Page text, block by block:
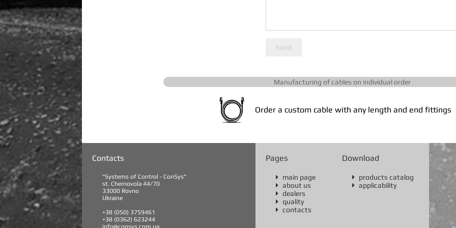
Send
Manufacturing of cables on individual order
Order a custom cable with any length and end fittings
Contacts
"Systems of Control - ConSys"
st. Chernovola 44/70
33000 Rovno
Ukraine
+38 (050) 3759461
+38 (0362) 623244
info@consys.com.ua
Pages
 main page
 about us
 dealers
 quality
 contacts
Download
 products catalog
 applicability